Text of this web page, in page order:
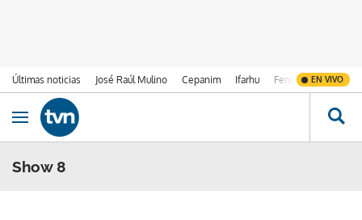
Últimas noticias José Raúl Mulino Cepanim Ifarhu Fenómeno de El
EN VIVO
Ir al contenido
Obrir navegació
Show 8